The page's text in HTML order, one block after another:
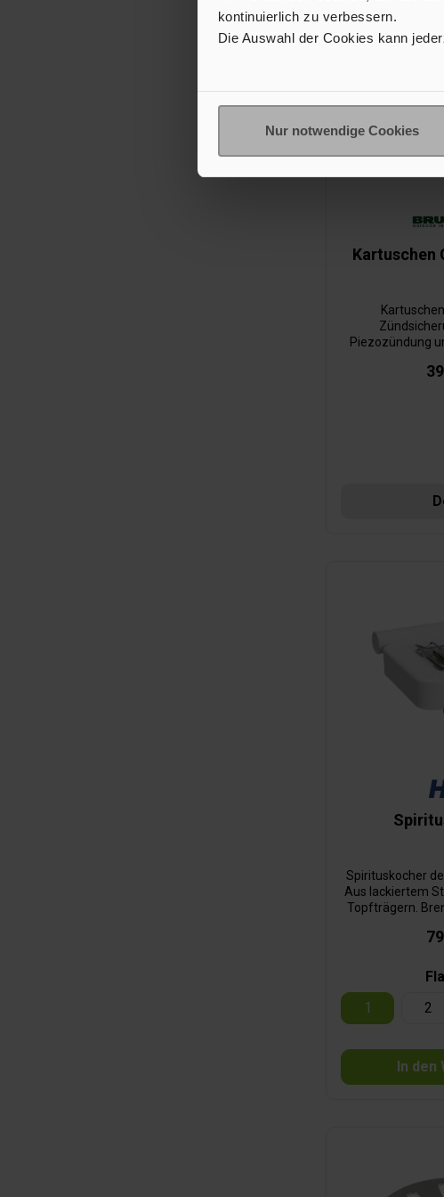
kontinuierlich zu verbessern.
Die Auswahl der Cookies kann
Nur notwendige Cookies
Kartuschen
Piezozündung
Spirituskocher
Aus lackiertem
Topfträgern.
1
2
In den